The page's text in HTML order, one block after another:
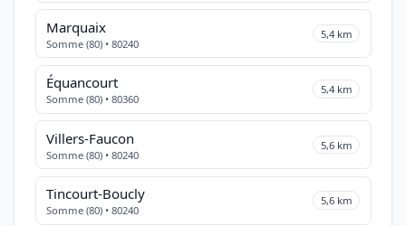
Marquaix
Somme (80) • 80240
5,4 km
Équancourt
Somme (80) • 80360
5,4 km
Villers-Faucon
Somme (80) • 80240
5,6 km
Tincourt-Boucly
Somme (80) • 80240
5,6 km